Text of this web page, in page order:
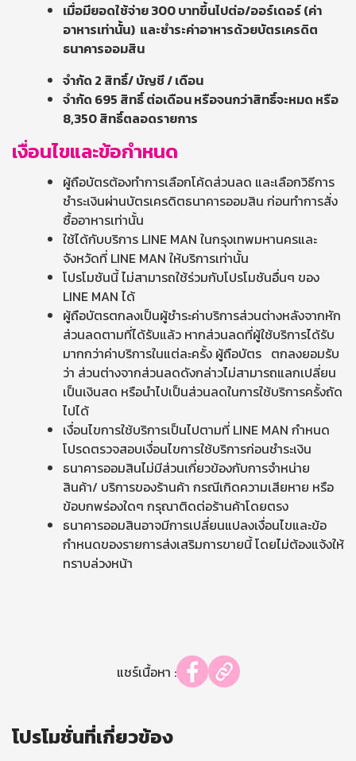
เมื่อมียอดใช้จ่าย 300 บาทขึ้นไปต่อ/ออร์เดอร์ (ค่า
อาหารเท่านั้น) และชำระค่าอาหารด้วยบัตรเครดิต
ธนาคารออมสิน
จำกัด 2 สิทธิ์/ บัญชี / เดือน
จำกัด 695 สิทธิ์ ต่อเดือน หรือจนกว่าสิทธิ์จะหมด หรือ
8,350 สิทธิ์ตลอดรายการ
เงื่อนไขและข้อกำหนด
ผู้ถือบัตรต้องทำการเลือกโค้ดส่วนลด และเลือกวิธีการ
ชำระเงินผ่านบัตรเครดิตธนาคารออมสิน ก่อนทำการสั่ง
ซื้ออาหารเท่านั้น
ใช้ได้กับบริการ LINE MAN ในกรุงเทพมหานครและ
จังหวัดที่ LINE MAN ให้บริการเท่านั้น
โปรโมชันนี้ ไม่สามารถใช้ร่วมกับโปรโมชันอื่นๆ ของ
LINE MAN ได้
ผู้ถือบัตรตกลงเป็นผู้ชำระค่าบริการส่วนต่างหลังจากหัก
ส่วนลดตามที่ได้รับแล้ว หากส่วนลดที่ผู้ใช้บริการได้รับ
มากกว่าค่าบริการในแต่ละครั้ง ผู้ถือบัตร ตกลงยอมรับ
ว่า ส่วนต่างจากส่วนลดดังกล่าวไม่สามารถแลกเปลี่ยน
เป็นเงินสด หรือนำไปเป็นส่วนลดในการใช้บริการครั้งถัด
ไปได้
เงื่อนไขการใช้บริการเป็นไปตามที่ LINE MAN กำหนด
โปรดตรวจสอบเงื่อนไขการใช้บริการก่อนชำระเงิน
ธนาคารออมสินไม่มีส่วนเกี่ยวข้องกับการจำหน่าย
สินค้า/ บริการของร้านค้า กรณีเกิดความเสียหาย หรือ
ข้อบกพร่องใดๆ กรุณาติดต่อร้านค้าโดยตรง
ธนาคารออมสินอาจมีการเปลี่ยนแปลงเงื่อนไขและข้อ
กำหนดของรายการส่งเสริมการขายนี้ โดยไม่ต้องแจ้งให้
ทราบล่วงหน้า
แชร์เนื้อหา :
โปรโมชั่นที่เกี่ยวข้อง